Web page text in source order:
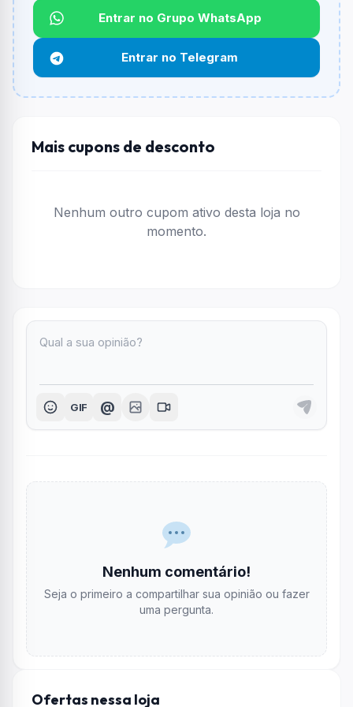
Funciona em qualquer produto?
Não necessariamente. Depende de itens participantes
e alguns vendedores ou produtos especificos podem
não aceitar cupons.
Entrar no Grupo WhatsApp
Entrar no Telegram
Mais cupons de desconto
Nenhum outro cupom ativo desta loja no
momento.
GIF @
Nenhum comentário!
Seja o primeiro a compartilhar sua opinião ou fazer
uma pergunta.
Ofertas nessa loja